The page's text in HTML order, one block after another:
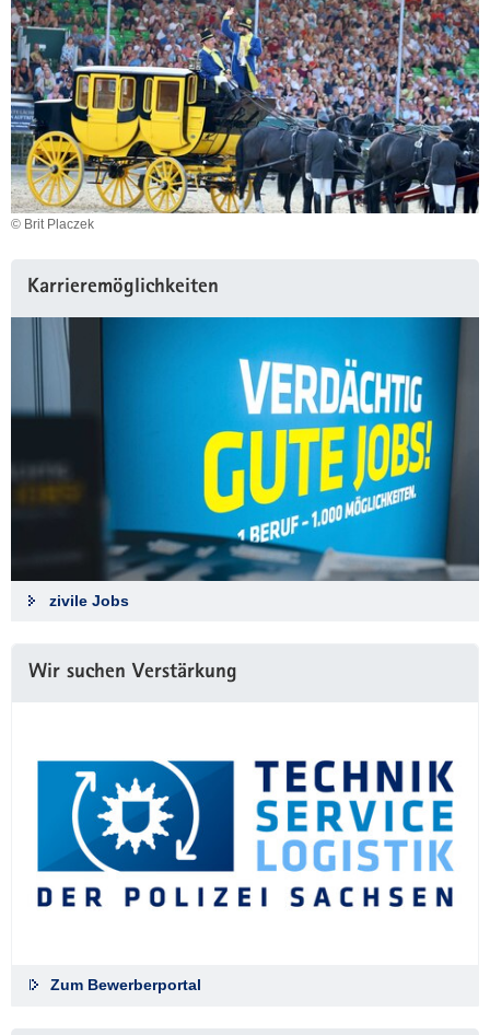
© Brit Placzek
Karrieremöglichkeiten
zivile Jobs
Wir suchen Verstärkung
Zum Bewerberportal